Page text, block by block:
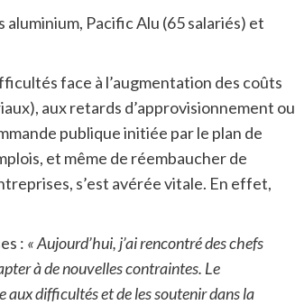
Pacific Alu (65 salariés) et
face à l’augmentation des coûts
aux retards d’approvisionnement ou
publique initiée par le plan de
et même de réembaucher de
s’est avérée vitale. En effet,
: « Aujourd’hui, j’ai rencontré des chefs
à de nouvelles contraintes. Le
difficultés et de les soutenir dans la